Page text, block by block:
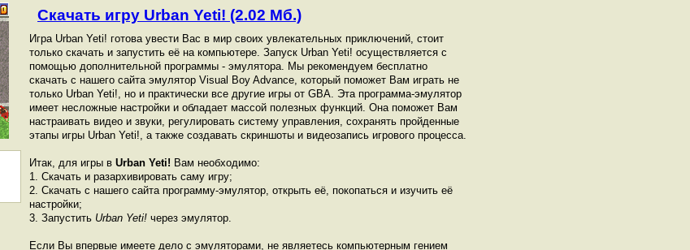
Скачать игру Urban Yeti! (2.02 Мб.)
Игра Urban Yeti! готова увести Вас в мир своих увлекательных приключений, стоит
только скачать и запустить её на компьютере. Запуск Urban Yeti! осуществляется с
помощью дополнительной программы - эмулятора. Мы рекомендуем бесплатно
скачать с нашего сайта эмулятор Visual Boy Advance, который поможет Вам играть не
только Urban Yeti!, но и практически все другие игры от GBА. Эта программа-эмулятор
имеет несложные настройки и обладает массой полезных функций. Она поможет Вам
настраивать видео и звуки, регулировать систему управления, сохранять пройденные
этапы игры Urban Yeti!, а также создавать скриншоты и видеозапись игрового процесса.
Итак, для игры в Urban Yeti! Вам необходимо:
1. Скачать и разархивировать саму игру;
2. Скачать с нашего сайта программу-эмулятор, открыть её, покопаться и изучить её
настройки;
3. Запустить Urban Yeti! через эмулятор.
Если Вы впервые имеете дело с эмуляторами, не являетесь компьютерным гением